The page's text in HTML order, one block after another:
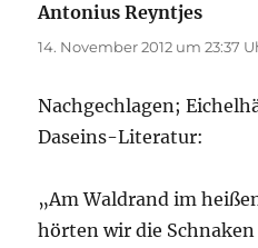
Antonius Reyntjes
14. November 2012 um 23:37
Nachgechlagen;
Daseins-Literatur:
„Am Waldrand im
hörten wir die